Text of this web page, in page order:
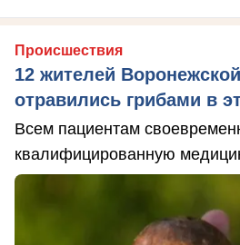
Происшествия
12 жителей
отравились грибами в
Всем пациентам
квалифицированную